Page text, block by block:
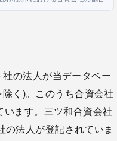
の法人が当データベー
く)。このうち合資会社
います。三ツ和合資会社
の法人が登記されていま